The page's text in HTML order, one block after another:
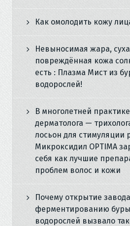
Как омолодить кожу
Невыносимая жара,
повреждённая кожа
есть : Плазма Мист из
водорослей!
В многолетней
дерматолога —
лосьон для стимуляции
Микроксидил OPTIMA
себя как лучшие
проблем волос и кожи
Почему открытие
ферментированию
водорослей вызвало